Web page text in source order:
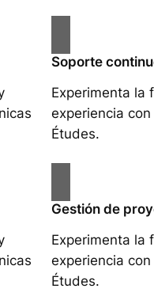
Soporte
Experimenta la
experiencia
Études.
Gestión de
Experimenta la
experiencia
Études.